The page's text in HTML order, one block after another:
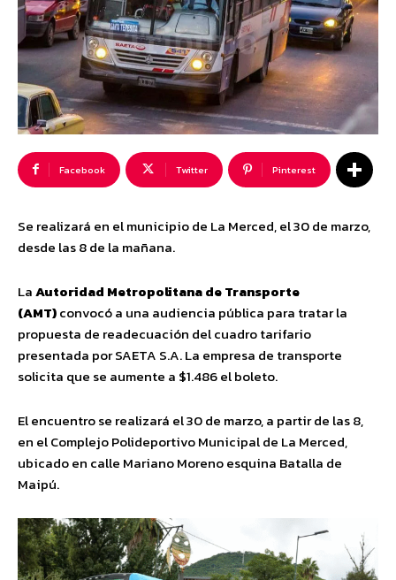
Facebook Twitter Pinterest
Se realizará en el municipio de La Merced, el 30 de marzo,
desde las 8 de la mañana.
LaAutoridad Metropolitana de Transporte
(AMT)convocó a una audiencia pública para tratar la
propuesta de readecuación del cuadro tarifario
presentada por SAETA S.A. La empresa de transporte
solicita que se aumente a $1.486 el boleto.
El encuentro se realizará el 30 de marzo, a partir de las 8,
en el Complejo Polideportivo Municipal de La Merced,
ubicado en calle Mariano Moreno esquina Batalla de
Maipú.